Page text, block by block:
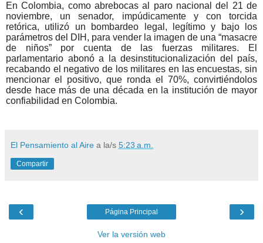
En Colombia, como abrebocas al paro nacional del 21 de
noviembre, un senador, impúdicamente y con torcida
retórica, utilizó un bombardeo legal, legítimo y bajo los
parámetros del DIH, para vender la imagen de una “masacre
de niños” por cuenta de las fuerzas militares. El
parlamentario abonó a la desinstitucionalización del país,
recabando el negativo de los militares en las encuestas, sin
mencionar el positivo, que ronda el 70%, convirtiéndolos
desde hace más de una década en la institución de mayor
confiabilidad en Colombia.
El Pensamiento al Aire a la/s 5:23 a.m.
Compartir
‹ ›
Página Principal
Ver la versión web